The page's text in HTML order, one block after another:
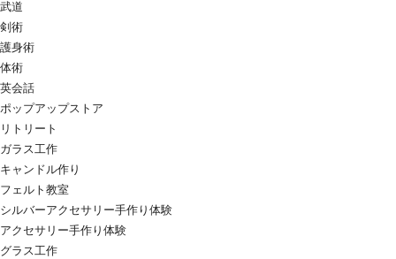
武道
剣術
護身術
体術
英会話
ポップアップストア
リトリート
ガラス工作
キャンドル作り
フェルト教室
シルバーアクセサリー手作り体験
アクセサリー手作り体験
グラス工作